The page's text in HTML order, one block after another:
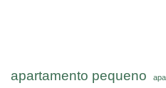
apartamento pequeno